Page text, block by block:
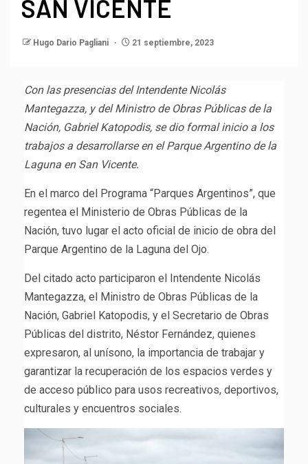
SAN VICENTE
Hugo Dario Pagliani 21 septiembre, 2023
Con las presencias del Intendente Nicolás
Mantegazza, y del Ministro de Obras Públicas de la
Nación, Gabriel Katopodis, se dio formal inicio a los
trabajos a desarrollarse en el Parque Argentino de la
Laguna en San Vicente.
En el marco del Programa “Parques Argentinos”, que
regentea el Ministerio de Obras Públicas de la
Nación, tuvo lugar el acto oficial de inicio de obra del
Parque Argentino de la Laguna del Ojo.
Del citado acto participaron el Intendente Nicolás
Mantegazza, el Ministro de Obras Públicas de la
Nación, Gabriel Katopodis, y el Secretario de Obras
Públicas del distrito, Néstor Fernández, quienes
expresaron, al unísono, la importancia de trabajar y
garantizar la recuperación de los espacios verdes y
de acceso público para usos recreativos, deportivos,
culturales y encuentros sociales.